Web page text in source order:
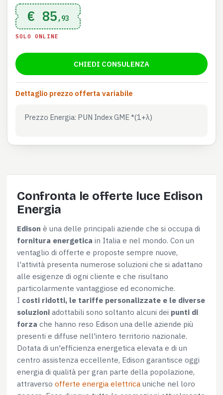
€ 85 ,93
SOLO ONLINE
CHIEDI CONSULENZA
Dettaglio prezzo offerta variabile
Prezzo Energia: PUN Index GME *(1+λ)
Confronta le offerte luce Edison
Energia
Edison è una delle principali aziende che si occupa di
fornitura energetica in Italia e nel mondo. Con un
ventaglio di offerte e proposte sempre nuove,
l'attività presenta numerose soluzioni che si adattano
alle esigenze di ogni cliente e che risultano
particolarmente vantaggiose ed economiche.
I costi ridotti, le tariffe personalizzate e le diverse
soluzioni adottabili sono soltanto alcuni dei punti di
forza che hanno reso Edison una delle aziende più
presenti e diffuse nell'intero territorio nazionale.
Dotata di un'efficienza energetica elevata e di un
centro assistenza eccellente, Edison garantisce oggi
energia di qualità per gran parte della popolazione,
attraverso offerte energia elettrica uniche nel loro